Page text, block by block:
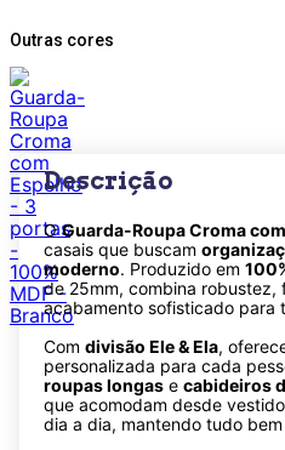
Outras cores
Descrição
OGuarda-Roupa Croma
casais que buscam
moderno. Produzido em
de 25mm, combina robustez,
acabamento sofisticado para
Com divisão Ele & Ela,
personalizada para cada
roupas longas e cabideiros
que acomodam desde
dia a dia, mantendo tudo